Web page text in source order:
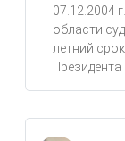
07.12.2004
области
летний
Президента